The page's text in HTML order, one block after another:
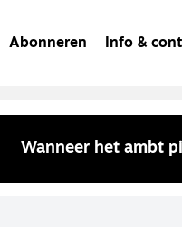
Abonneren Info &
Wanneer het ambt